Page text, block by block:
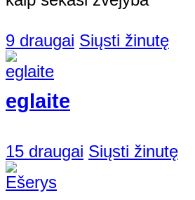
9 draugai Siųsti žinutę
eglaite
15 draugai Siųsti žinutę